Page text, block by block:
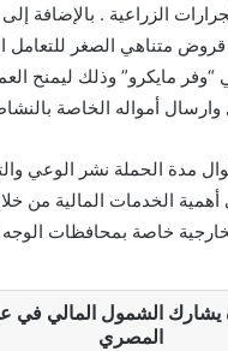
الزراعية . بالإضافة
متناهي الصغر للتعامل
مايكرو” وذلك ليمنح
أمواله الخاصة
مدة الحملة نشر الوعي
أهمية الخدمات المالية من
خاصة بمحافظات الوجه
يشارك الشمول المالي في
المصري